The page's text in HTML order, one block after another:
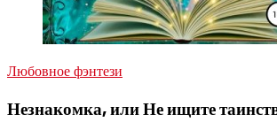
Любовное фэнтези
Незнакомка, или Не ищите